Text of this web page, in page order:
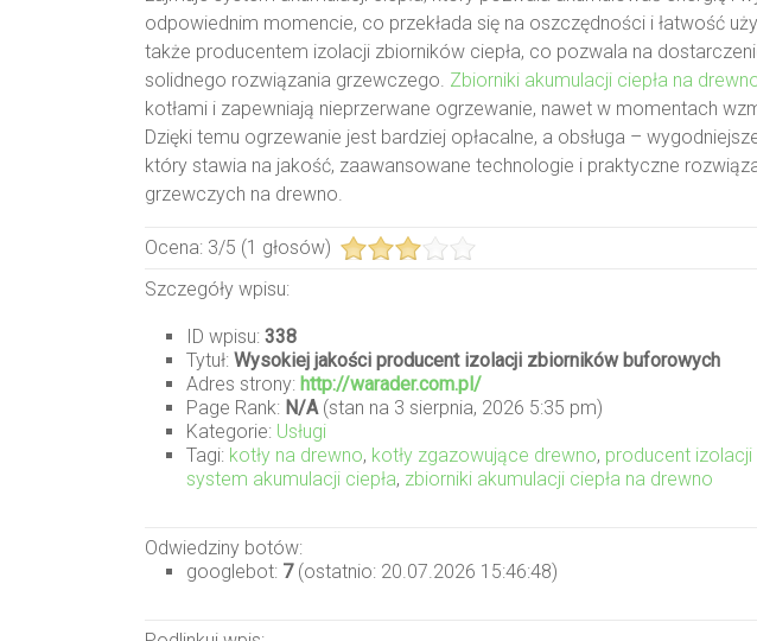
odpowiednim momencie, co przekłada się na oszczędności i łatwość
także producentem izolacji zbiorników ciepła, co pozwala na
solidnego rozwiązania grzewczego. Zbiorniki akumulacji ciepła na
kotłami i zapewniają nieprzerwane ogrzewanie, nawet w momentach
Dzięki temu ogrzewanie jest bardziej opłacalne, a obsługa –
który stawia na jakość, zaawansowane technologie i praktyczne
grzewczych na drewno.
Ocena: 3/5 (1 głosów)
Szczegóły wpisu:
ID wpisu: 338
Tytuł: Wysokiej jakości producent izolacji zbiorników buforowych
Adres strony: http://warader.com.pl/
Page Rank: N/A(stan na 3 sierpnia, 2026 5:35 pm)
Kategorie: Usługi
Tagi: kotły na drewno, kotły zgazowujące drewno, producent
system akumulacji ciepła, zbiorniki akumulacji ciepła na drewno
Odwiedziny botów:
googlebot: 7(ostatnio: 20.07.2026 15:46:48)